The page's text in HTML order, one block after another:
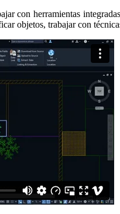
con herramientas
objetos, trabajar con